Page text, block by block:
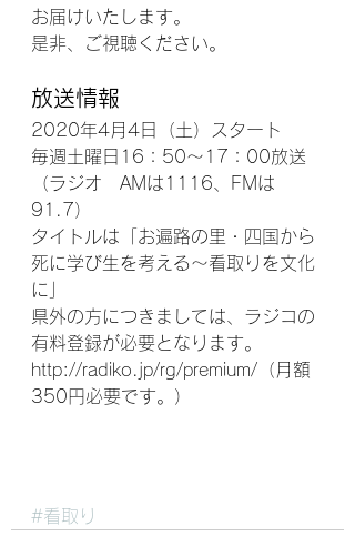
お届けいたします。
是非、ご視聴ください。
放送情報
2020年4月4日（土）スタート
毎週土曜日16：50～17：00放送
（ラジオ　AMは1116、FMは
91.7）
タイトルは「お遍路の里・四国から
死に学び生を考える～看取りを文化
に」
県外の方につきましては、ラジコの
有料登録が必要となります。
http://radiko.jp/rg/premium/（月額
350円必要です。）
#看取り